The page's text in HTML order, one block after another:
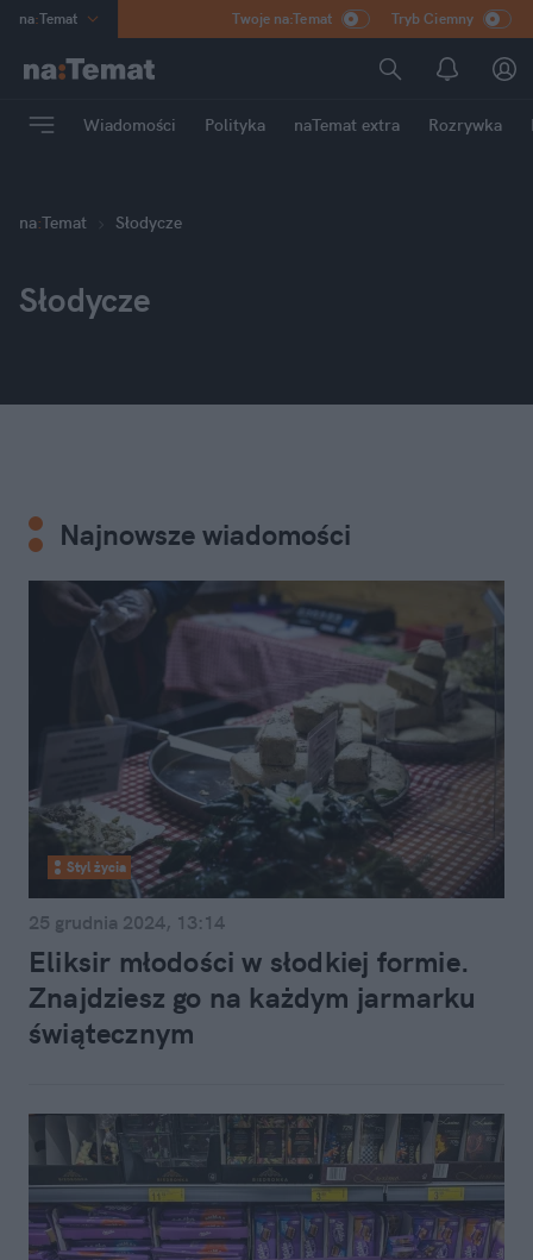
na:Temat
Poland
mama
Rozrywka
Twoje na:Temat Tryb Ciemny
Wiadomości Polityka naTemat extra Rozrywka
na:Temat Słodycze
Słodycze
Najnowsze wiadomości
Styl życia
25 grudnia 2024, 13:14
Eliksir młodości w słodkiej formie.
Znajdziesz go na każdym jarmarku
świątecznym